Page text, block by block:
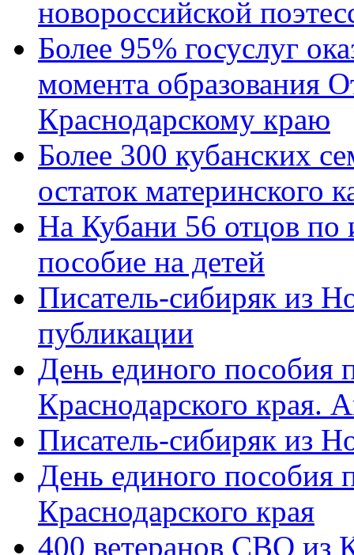
новороссийской
Более 95% госуслуг
момента образования
Краснодарскому краю
Более 300 кубанских
остаток материнского
На Кубани 56 отцов по
пособие на детей
Писатель-сибиряк из
публикации
День единого пособия
Краснодарского края.
Писатель-сибиряк из
День единого пособия
Краснодарского края
400 ветеранов СВО из